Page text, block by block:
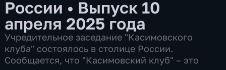
России • Выпуск 10
апреля 2025 года
Учредительное заседание "Касимовского
клуба" состоялось в столице России.
Сообщается, что "Касимовский клуб" – это